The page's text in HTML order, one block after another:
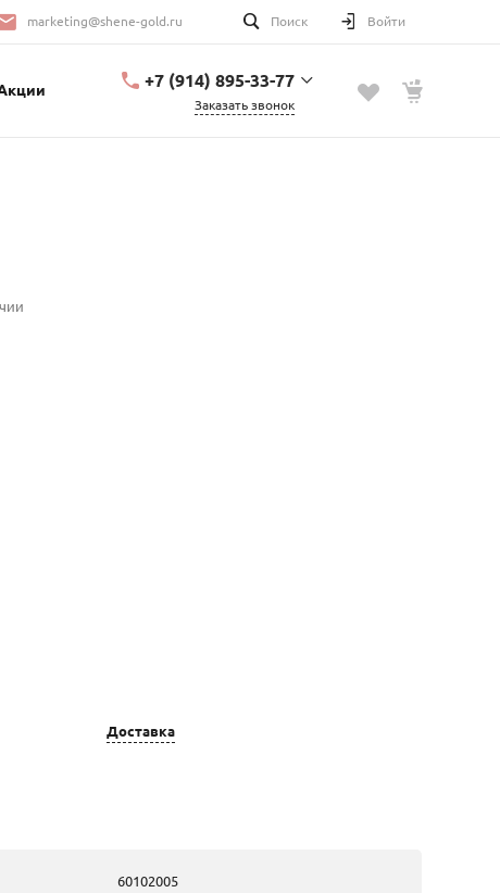
marketing@shene-gold.ru Поиск Войти
+7 (914) 895-33-77
Заказать звонок
1,бр,Кр57,6/5А,
Доставка
60102005